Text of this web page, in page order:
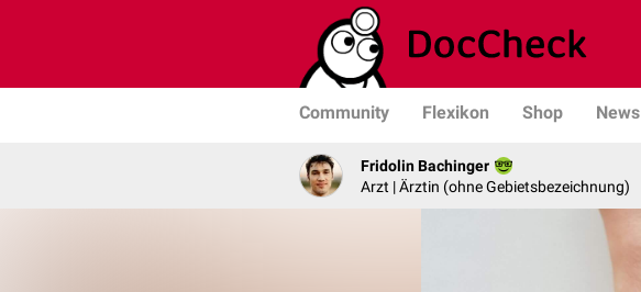
Community Flexikon Shop News
Fridolin Bachinger
Arzt | Ärztin (ohne Gebietsbezeichnung)